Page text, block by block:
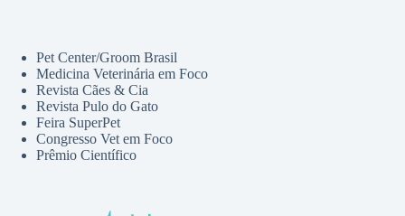
Pet Center/Groom Brasil
Medicina Veterinária em Foco
Revista Cães & Cia
Revista Pulo do Gato
Feira SuperPet
Congresso Vet em Foco
Prêmio Científico